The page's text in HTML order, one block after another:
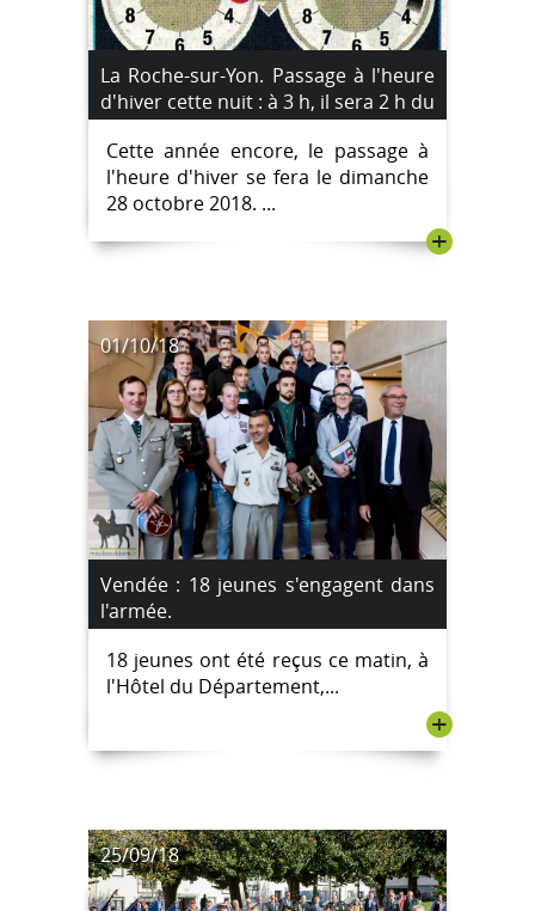
La Roche-sur-Yon. Passage à l'heure
d'hiver cette nuit : à 3 h, il sera 2 h du
matin.
Cette année encore, le passage à
l'heure d'hiver se fera le dimanche
28 octobre 2018. ...
+
01/10/18
Vendée : 18 jeunes s'engagent dans
l'armée.
18 jeunes ont été reçus ce matin, à
l'Hôtel du Département,...
+
25/09/18